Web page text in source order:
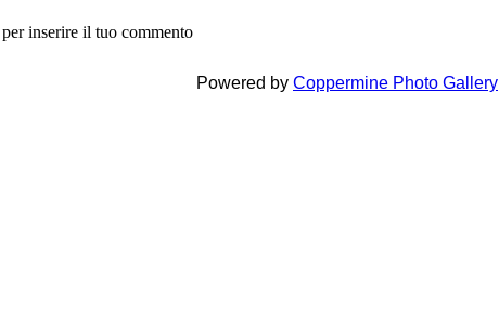
per inserire il tuo commento
Powered by Coppermine Photo Gallery